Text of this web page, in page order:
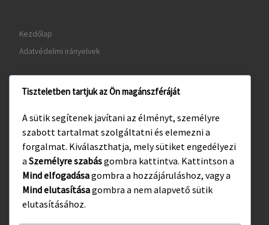
Kezdőlap
Adatvédelmi irányelvek
www.visitgyula.com
www.gyulakult.hu
Facebook Instagram
Tiszteletben tartjuk az Ön magánszféráját
A sütik segítenek javítani az élményt, személyre
szabott tartalmat szolgáltatni és elemezni a
forgalmat. Kiválaszthatja, mely sütiket engedélyezi
a Személyre szabásgombra kattintva. Kattintson a
Mind elfogadásagombra a hozzájáruláshoz, vagy a
Mind elutasításagombra a nem alapvető sütik
elutasításához.